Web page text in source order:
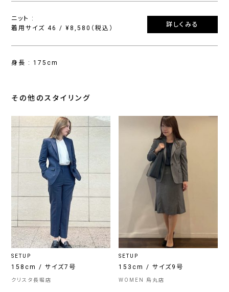
ニット :
着用サイズ 46 / ¥8,580（税込）
詳しくみる
身長 : 175cm
その他のスタイリング
SETUP
158cm / サイズ7号
クリスタ長堀店
SETUP
153cm / サイズ9号
WOMEN 烏丸店